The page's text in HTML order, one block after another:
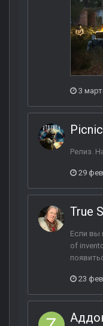
3
Релиз.
29
True
Если вы
of
23